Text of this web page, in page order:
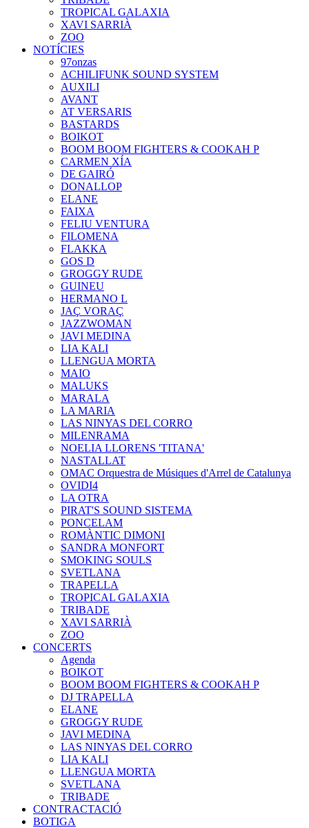
TROPICAL GALAXIA
XAVI SARRIÀ
ZOO
NOTÍCIES
97onzas
ACHILIFUNK SOUND SYSTEM
AUXILI
AVANT
AT VERSARIS
BASTARDS
BOIKOT
BOOM BOOM FIGHTERS & COOKAH P
CARMEN XÍA
DE GAIRÓ
DONALLOP
ELANE
FAIXA
FELIU VENTURA
FILOMENA
FLAKKA
GOS D
GROGGY RUDE
GUINEU
HERMANO L
JAÇ VORAÇ
JAZZWOMAN
JAVI MEDINA
LIA KALI
LLENGUA MORTA
MAIO
MALUKS
MARALA
LA MARIA
LAS NINYAS DEL CORRO
MILENRAMA
NOELIA LLORENS 'TITANA'
NASTALLAT
OMAC Orquestra de Músiques d'Arrel de Catalunya
OVIDI4
LA OTRA
PIRAT'S SOUND SISTEMA
PONCELAM
ROMÀNTIC DIMONI
SANDRA MONFORT
SMOKING SOULS
SVETLANA
TRAPELLA
TROPICAL GALAXIA
TRIBADE
XAVI SARRIÀ
ZOO
CONCERTS
Agenda
BOIKOT
BOOM BOOM FIGHTERS & COOKAH P
DJ TRAPELLA
ELANE
GROGGY RUDE
JAVI MEDINA
LAS NINYAS DEL CORRO
LIA KALI
LLENGUA MORTA
SVETLANA
TRIBADE
CONTRACTACIÓ
BOTIGA